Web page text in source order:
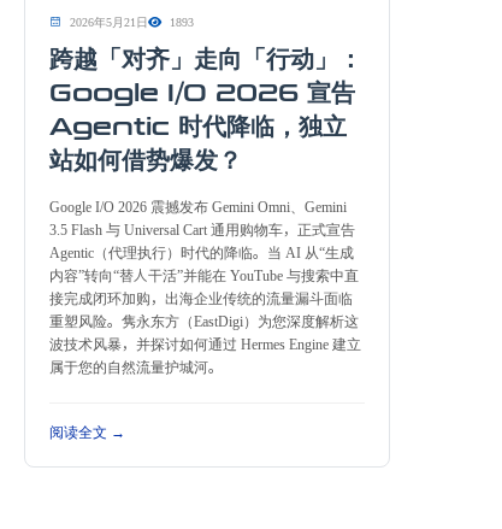
2026年5月21日 1893
跨越「对齐」走向「行动」：
Google I/O 2026 宣告
Agentic 时代降临，独立
站如何借势爆发？
Google I/O 2026 震撼发布 Gemini Omni、Gemini
3.5 Flash 与 Universal Cart 通用购物车，正式宣告
Agentic（代理执行）时代的降临。当 AI 从“生成
内容”转向“替人干活”并能在 YouTube 与搜索中直
接完成闭环加购，出海企业传统的流量漏斗面临
重塑风险。隽永东方（EastDigi）为您深度解析这
波技术风暴，并探讨如何通过 Hermes Engine 建立
属于您的自然流量护城河。
阅读全文 →